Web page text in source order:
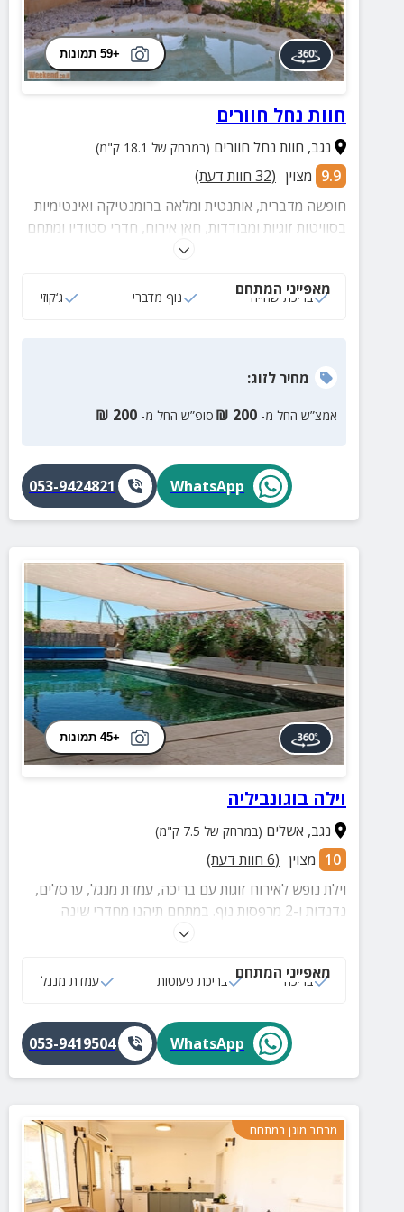
+59 תמונות
חוות נחל חוורים
נגב, חוות נחל חוורים (במרחק של 18.1 ק"מ)
9.9 מצוין (
32 חוות דעת)
חופשה מדברית, אותנטית ומלאה ברומנטיקה ואינטימיות
בסוויטות זוגיות ומבודדות, חאן אירוח, חדרי סטודיו ומתחם
קמפינג. הסוויטות מאובזרות במלואן לנוחיותכם ובהן תיהנו
מאפייני המתחם
בריכת שחייה נוף מדברי ג‘קוזי
מחירלזוג:
אמצ”ש החל מ- 200
₪ סופ”ש החל מ- 200
₪
WhatsApp
053-9424821
+45 תמונות
וילה בוגונביליה
נגב, אשלים (במרחק של 7.5 ק"מ)
10 מצוין (
6 חוות דעת)
וילת נופש לאירוח זוגות עם בריכה, עמדת מנגל, ערסלים,
נדנדות ו-2 מרפסות נוף. במתחם תיהנו מחדרי שינה
מרווחים ונעימים, סלון ומטבח מאובזר ברמה הגבוהה
מאפייני המתחם
בריכה בריכת פעוטות עמדת מנגל
WhatsApp
053-9419504
מרחב מוגן במתחם